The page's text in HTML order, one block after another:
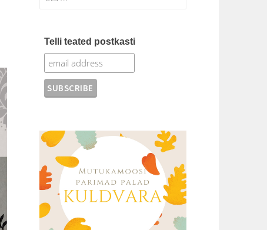
Telli teated postkasti